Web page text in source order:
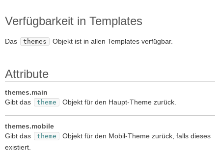
Verfügbarkeit in Templates
Das themes Objekt ist in allen Templates verfügbar.
Attribute
themes.main
Gibt das
theme Objekt für den Haupt-Theme zurück.
themes.mobile
Gibt das
theme
Objekt für den Mobil-Theme zurück, falls dieses
existiert.